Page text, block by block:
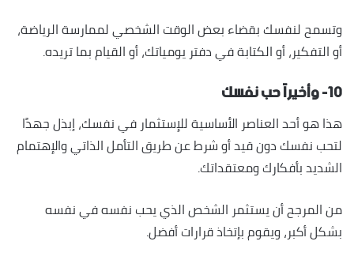
وتسمح لنفسك بقضاء بعض الوقت الشخصي لممارسة الرياضة،
أو التفكير، أو الكتابة في دفتر يومياتك، أو القيام بما تريده.
١٠- وأخيراً حب نفسك
هذا هو أحد العناصر الأساسية للإستثمار في نفسك، إبذل جهدًا
لتحب نفسك دون قيد أو شرط عن طريق التأمل الذاتي والإهتمام
الشديد بأفكارك ومعتقداتك.
من المرجح أن يستثمر الشخص الذي يحب نفسه في نفسه
بشكل أكبر، ويقوم بإتخاذ قرارات أفضل.